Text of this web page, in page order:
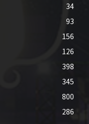
34
93
156
126
398
345
800
286